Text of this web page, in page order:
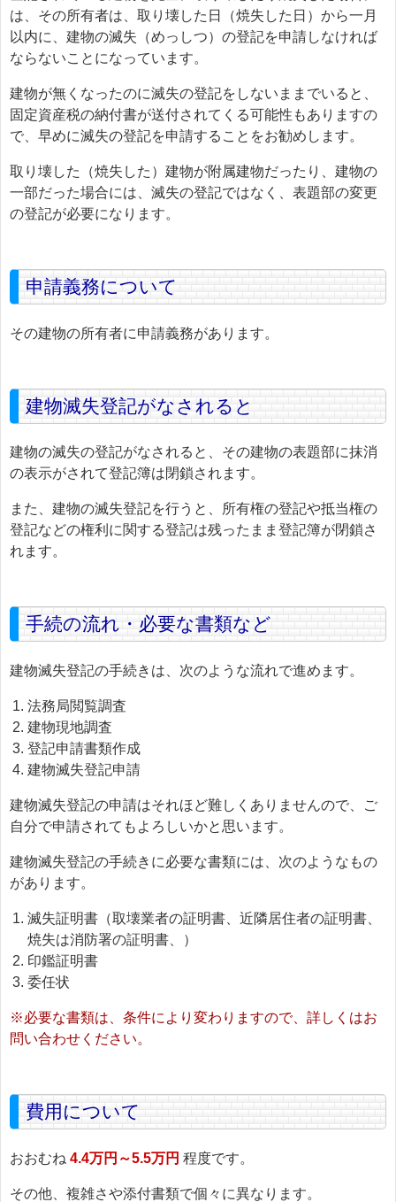
は、その所有者は、取り壊した日（焼失した日）から一月
以内に、建物の滅失（めっしつ）の登記を申請しなければ
ならないことになっています。
建物が無くなったのに滅失の登記をしないままでいると、
固定資産税の納付書が送付されてくる可能性もありますの
で、早めに滅失の登記を申請することをお勧めします。
取り壊した（焼失した）建物が附属建物だったり、建物の
一部だった場合には、滅失の登記ではなく、表題部の変更
の登記が必要になります。
申請義務について
その建物の所有者に申請義務があります。
建物滅失登記がなされると
建物の滅失の登記がなされると、その建物の表題部に抹消
の表示がされて登記簿は閉鎖されます。
また、建物の滅失登記を行うと、所有権の登記や抵当権の
登記などの権利に関する登記は残ったまま登記簿が閉鎖さ
れます。
手続の流れ・必要な書類など
建物滅失登記の手続きは、次のような流れで進めます。
法務局閲覧調査
建物現地調査
登記申請書類作成
建物滅失登記申請
建物滅失登記の申請はそれほど難しくありませんので、ご
自分で申請されてもよろしいかと思います。
建物滅失登記の手続きに必要な書類には、次のようなもの
があります。
滅失証明書（取壊業者の証明書、近隣居住者の証明書、
焼失は消防署の証明書、）
印鑑証明書
委任状
※必要な書類は、条件により変わりますので、詳しくはお
問い合わせください。
費用について
おおむね 4.4万円～5.5万円 程度です。
その他、複雑さや添付書類で個々に異なります。